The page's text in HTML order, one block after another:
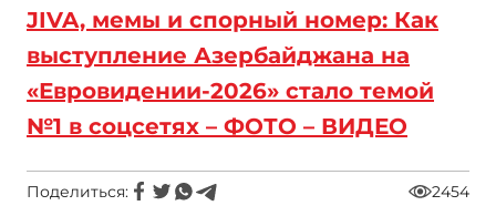
JIVA, мемы и спорный номер: Как
выступление Азербайджана на
«Евровидении-2026» стало темой
№1 в соцсетях – ФОТО – ВИДЕО
Поделиться: 2454